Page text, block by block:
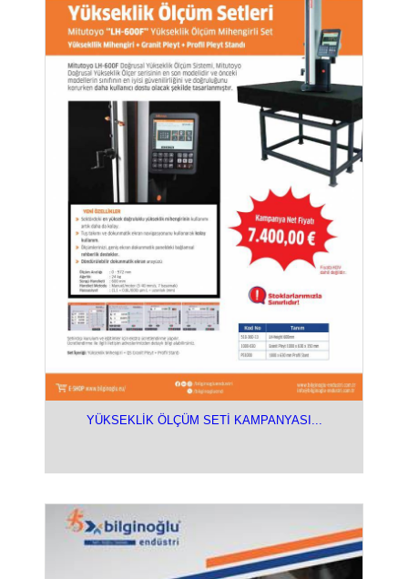
YÜKSEKLİK ÖLÇÜM SETİ KAMPANYASI...